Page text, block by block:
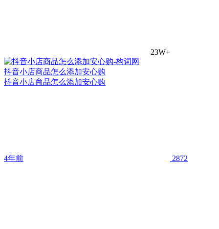
23W+
抖音小店商品怎么添加安心购
抖音小店商品怎么添加安心购
4年前 2872